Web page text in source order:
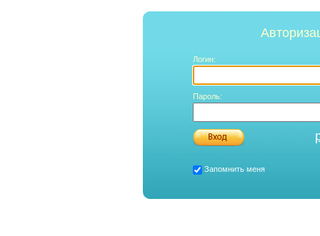
Логин:
Пароль:
Запомнить меня